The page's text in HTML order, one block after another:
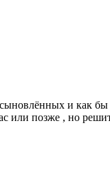
и как
или позже , но